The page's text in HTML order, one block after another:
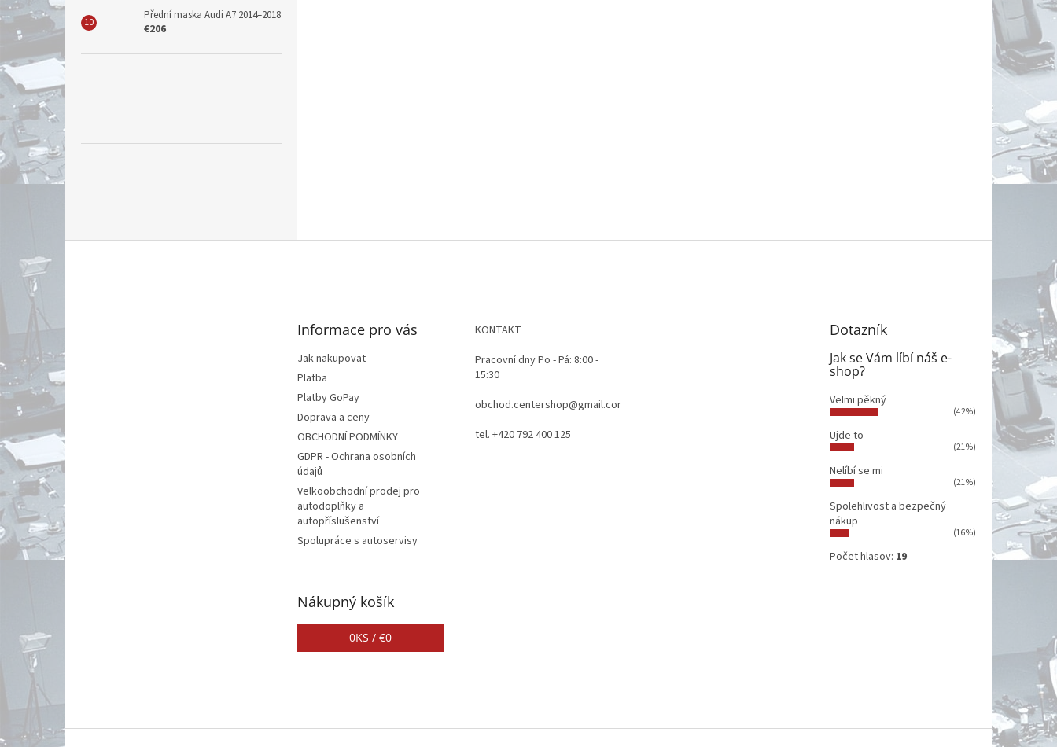
Přední maska Audi A7 2014–2018
€206
Informace pro vás
Jak nakupovat
Platba
Platby GoPay
Doprava a ceny
OBCHODNÍ PODMÍNKY
GDPR - Ochrana osobních
údajů
Velkoobchodní prodej pro
autodoplňky a
autopříslušenství
Spolupráce s autoservisy
KONTAKT
Pracovní dny Po - Pá: 8:00 -
15:30
obchod.centershop@gmail.com
tel. +420 792 400 125
Dotazník
Jak se Vám líbí náš e-
shop?
Velmi pěkný
(42%)
Ujde to
(21%)
Nelíbí se mi
(21%)
Spolehlivost a bezpečný
nákup
(16%)
Počet hlasov: 19
Nákupný košík
0KS / €0